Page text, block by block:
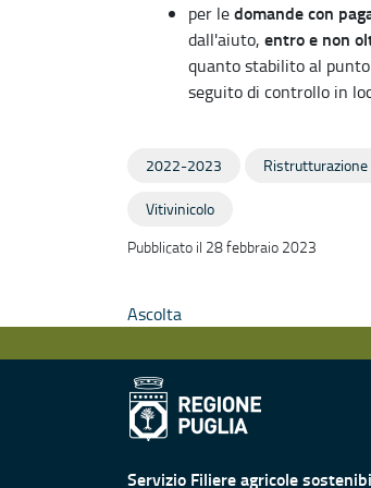
per ledomande con
dall'aiuto, entro e non
quanto stabilito al
seguito di controllo in
2022-2023
Vitivinicolo
Pubblicato il 28 febbraio 2023
Ascolta
Servizio Filiere agricole